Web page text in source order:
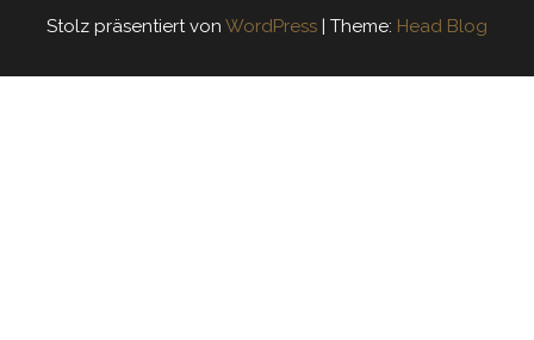
Stolz präsentiert von WordPress | Theme: Head Blog